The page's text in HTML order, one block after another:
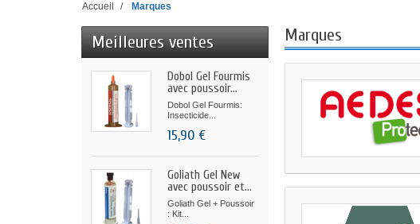
Accueil Marques
Meilleures ventes
Dobol Gel Fourmis
avec poussoir...
Dobol Gel Fourmis:
Insecticide...
15,90 €
Goliath Gel New
avec poussoir et...
Goliath Gel + Poussoir
: Kit...
Marques